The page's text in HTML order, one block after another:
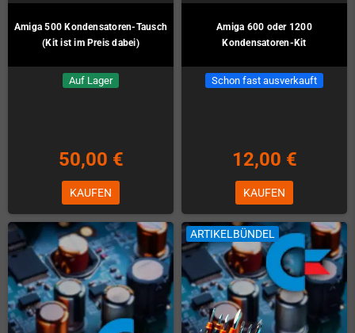
Amiga 500 Kondensatoren-Tausch
(Kit ist im Preis dabei)
Auf Lager
50,00 €
KAUFEN
Amiga 600 oder 1200
Kondensatoren-Kit
Schon fast ausverkauft
12,00 €
KAUFEN
ARTIKELBÜNDEL